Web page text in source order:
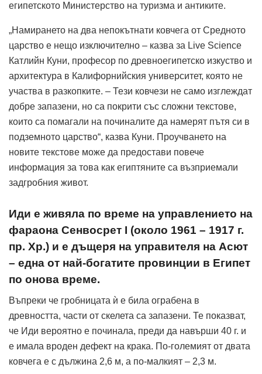
египетското Министерство на туризма и антиките.
„Намирането на два непокътнати ковчега от Средното
царство е нещо изключително – казва за Live Science
Катлийн Куни, професор по древноегипетско изкуство и
архитектура в Калифорнийския университет, която не
участва в разкопките. – Тези ковчези не само изглеждат
добре запазени, но са покрити със сложни текстове,
които са помагали на починалите да намерят пътя си в
подземното царство“, казва Куни. Проучването на
новите текстове може да предостави повече
информация за това как египтяните са възприемали
задгробния живот.
Иди е живяла по време на управлението на
фараона Сенвосрет I (около 1961 – 1917 г.
пр. Хр.) и е дъщеря на управителя на Асют
– една от най-богатите провинции в Египет
по онова време.
Въпреки че гробницата ѝ е била ограбена в
древността, части от скелета са запазени. Те показват,
че Иди вероятно е починала, преди да навърши 40 г. и
е имала вроден дефект на крака. По-големият от двата
ковчега е с дължина 2,6 м, а по-малкият – 2,3 м.